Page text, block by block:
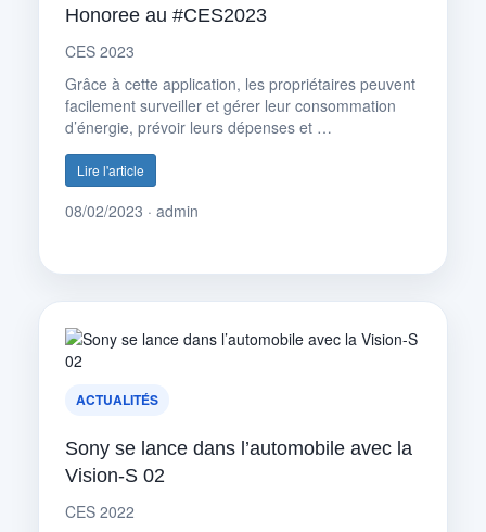
Honoree au #CES2023
CES 2023
Grâce à cette application, les propriétaires peuvent
facilement surveiller et gérer leur consommation
d’énergie, prévoir leurs dépenses et …
Lire l'article
08/02/2023 · admin
ACTUALITÉS
Sony se lance dans l’automobile avec la
Vision-S 02
CES 2022